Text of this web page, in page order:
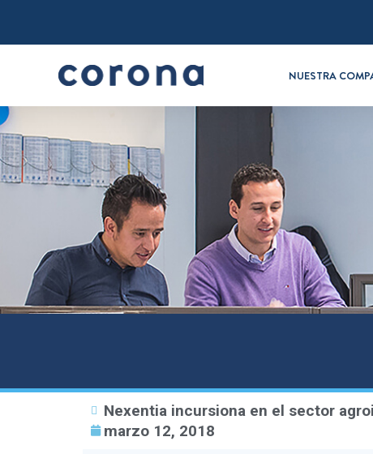
NUESTRA
Nexentia incursiona en el sector
marzo 12, 2018